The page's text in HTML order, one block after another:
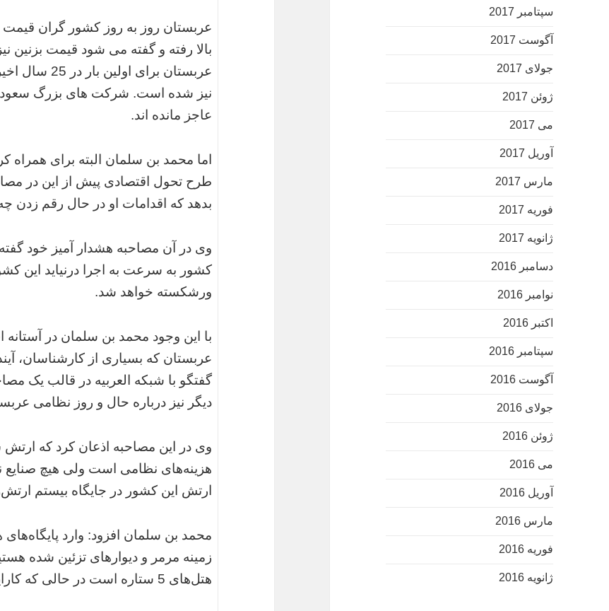
سپتامبر 2017
آگوست 2017
جولای 2017
ژوئن 2017
می 2017
آوریل 2017
مارس 2017
فوریه 2017
ژانویه 2017
دسامبر 2016
نوامبر 2016
اکتبر 2016
سپتامبر 2016
آگوست 2016
جولای 2016
ژوئن 2016
می 2016
آوریل 2016
مارس 2016
فوریه 2016
ژانویه 2016
عربستان روز به روز کشور گران
عربستان
نیز شده است. شرکت های بزرگ
عاجز مانده اند.
اما محمد بن سلمان البته برای همراه
طرح تحول اقتصادی پیش از این در
بدهد که اقدامات او در حال رقم زدن
وی در آن مصاحبه هشدار آمیز خود
ورشکسته خواهد شد.
با این وجود محمد بن سلمان در
عربستان که بسیاری از کارشناسان،
گفتگو با شبکه العربیه در قالب یک
دیگر نیز درباره حال و روز نظامی
وی در این مصاحبه اذعان کرد که
هزینه‌های نظامی است ولی هیچ صنایع
ارتش این کشور در جایگاه بیستم
محمد بن سلمان افزود: وارد
زمینه مرمر و دیوارهای تزئین شده
هتل‌های 5 ستاره است در حالی که کارایی ندارد و این یک ایراد بزرگ است.